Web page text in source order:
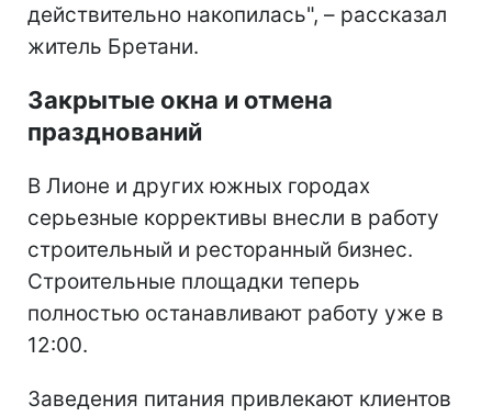
действительно накопилась", – рассказал
житель Бретани.
Закрытые окна и отмена
празднований
В Лионе и других южных городах
серьезные коррективы внесли в работу
строительный и ресторанный бизнес.
Строительные площадки теперь
полностью останавливают работу уже в
12:00.
Заведения питания привлекают клиентов